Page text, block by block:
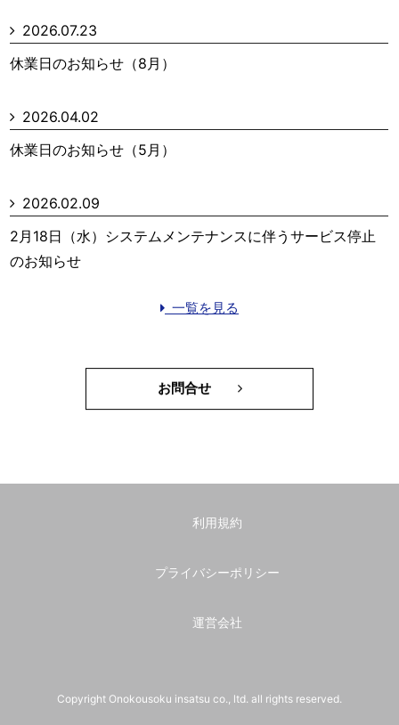
2026.07.23
休業日のお知らせ（8月）
2026.04.02
休業日のお知らせ（5月）
2026.02.09
2月18日（水）システムメンテナンスに伴うサービス停止
のお知らせ
一覧を見る
お問合せ
利用規約
プライバシーポリシー
運営会社
Copyright Onokousoku insatsu co., ltd. all rights reserved.